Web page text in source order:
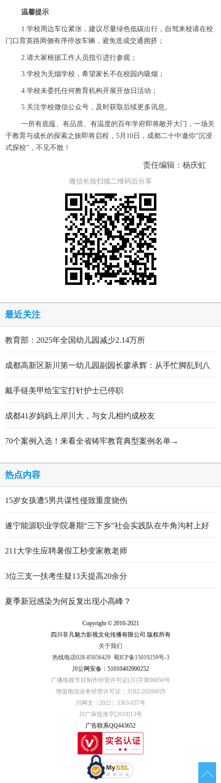
温馨提示
1.学校周边车位紧张，建议尽量绿色低碳出行，自驾来校请在校
门口育英路两侧有序停放车辆，避免造成交通拥挤；
2.请大家根据工作人员指引进行参观；
3.学校为无烟学校，希望家长不在校园内吸烟；
4.学校未委托任何教育机构开展开放日活动；
5.关注学校微信公众号，及时获取后续更多讯息。
一所有底蕴、有品质、有温度的百年学府即将敞开大门，一场关
于教育与成长的探索之旅即将启程，5月10日，成都二十中邀你“沉浸
式探校”，不见不散！
责任编辑：杨庆虹
微信长按扫描二维码后分享
最近关注
教育部：2025年全国幼儿园减少2.14万所
成都高新区新川第一幼儿园副园长廖承辉：从手忙脚乱到八
戴手链美甲给宝宝打针护士已停职
成都41岁妈妈上岸川大，与女儿相约成校友
70个案例入选！来看全省铸牢教育典型案例名单→
热点内容
15岁女孩遭5男共谋性侵致重度烧伤
遂宁能源职业学院暑期“三下乡”社会实践队在牛角沟村上好
211大学生应聘暑假工秒变家教老师
3位三支一扶考生疑13天提高20余分
夏季新冠感染为何反复出现小高峰？
Copyright © 2010-2021
四川非凡魅力影视文化传播有限公司 版权所有
关于我们
热线电话028-85056429 蜀ICP备15019259号-3
川公网安备：51010402000252
广播电视节目制作经营许可证(川)字第00850号
增值电信业务经营许可证：川B2-20200029
川网文〔2022〕3363-037号
川广审批准字[2019]13号
广告联系QQ443652